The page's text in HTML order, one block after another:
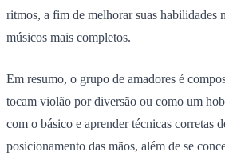
ritmos, a fim de melhorar suas habilidades
músicos mais completos.
Em resumo, o grupo de amadores é
tocam violão por diversão ou como um
com o básico e aprender técnicas corretas
posicionamento das mãos, além de se